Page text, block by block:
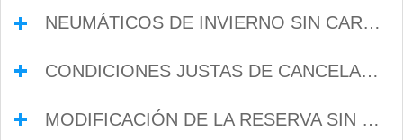
NEUMÁTICOS DE INVIERNO SIN CARGO ADICIONAL
CONDICIONES JUSTAS DE CANCELACIÓN
MODIFICACIÓN DE LA RESERVA SIN CARGO